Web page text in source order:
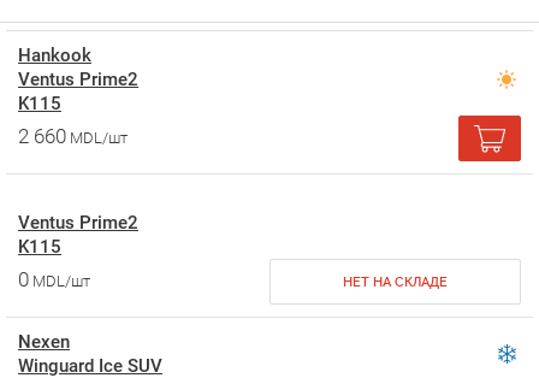
Hankook
Ventus Prime2
K115
2 660 MDL/шт
Ventus Prime2
K115
0 MDL/шт НЕТ НА СКЛАДЕ
Nexen
Winguard Ice SUV